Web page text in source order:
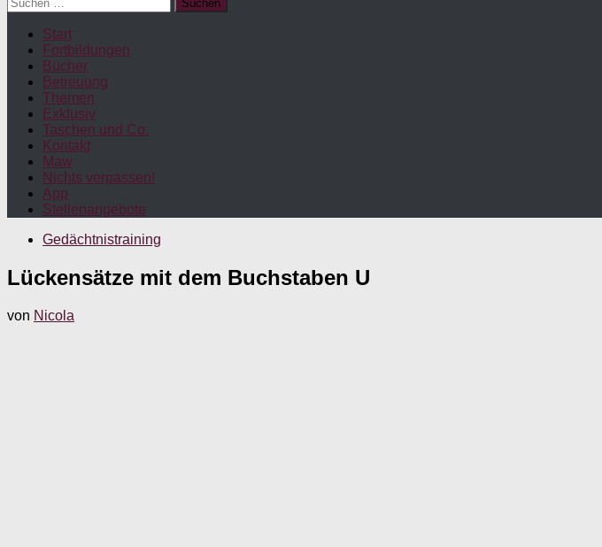
nach:
Start
Fortbildungen
Bücher
Betreuung
Themen
Exklusiv
Taschen und Co.
Kontakt
Maw
Nichts verpassen!
App
Stellenangebote
Gedächtnistraining
Lückensätze mit dem Buchstaben U
von Nicola